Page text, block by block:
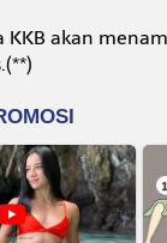
KKB akan